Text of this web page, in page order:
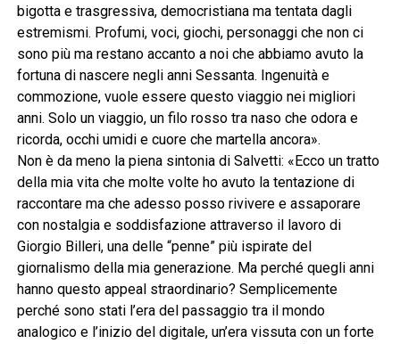
bigotta e trasgressiva, democristiana ma tentata dagli
estremismi. Profumi, voci, giochi, personaggi che non ci
sono più ma restano accanto a noi che abbiamo avuto la
fortuna di nascere negli anni Sessanta. Ingenuità e
commozione, vuole essere questo viaggio nei migliori
anni. Solo un viaggio, un filo rosso tra naso che odora e
ricorda, occhi umidi e cuore che martella ancora».
Non è da meno la piena sintonia di Salvetti: «Ecco un tratto
della mia vita che molte volte ho avuto la tentazione di
raccontare ma che adesso posso rivivere e assaporare
con nostalgia e soddisfazione attraverso il lavoro di
Giorgio Billeri, una delle “penne” più ispirate del
giornalismo della mia generazione. Ma perché quegli anni
hanno questo appeal straordinario? Semplicemente
perché sono stati l’era del passaggio tra il mondo
analogico e l’inizio del digitale, un’era vissuta con un forte